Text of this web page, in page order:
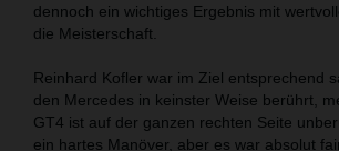
dennoch ein wichtiges Ergebnis mit
die Meisterschaft.
Reinhard Kofler war im Ziel entsprechend
den Mercedes in keinster Weise berührt,
GT4 ist auf der ganzen rechten Seite
ein hartes Manöver, aber es war absolut